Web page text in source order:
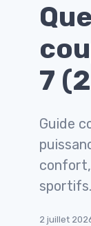
7
Guide
sportifs.
2 juillet